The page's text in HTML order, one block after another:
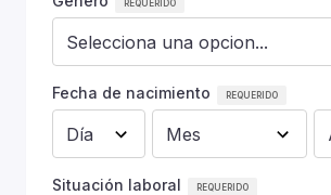
Fecha de nacimiento
Situación laboral